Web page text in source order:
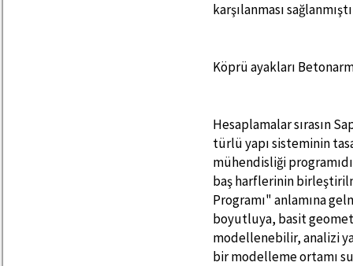
karşılanması
Köprü ayakları
Hesaplamalar sırasın
türlü yapı sisteminin
mühendisliği
baş harflerinin
Programı" anlamına
boyutluya, basit
modellenebilir, analizi
bir modelleme ortamı